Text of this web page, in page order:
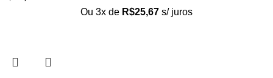
Ou 3x de R$25,67 s/ juros